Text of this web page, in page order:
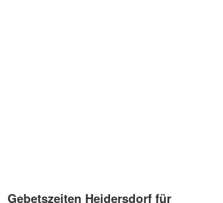
Gebetszeiten Heidersdorf für